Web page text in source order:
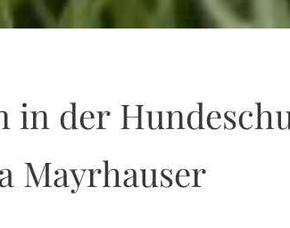
der
Mayrhauser